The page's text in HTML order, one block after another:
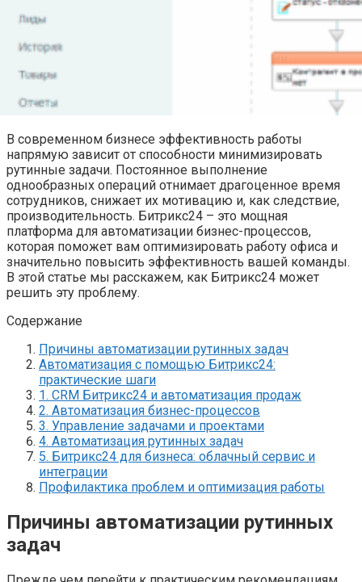
В современном бизнесе эффективность работы
напрямую зависит от способности минимизировать
рутинные задачи. Постоянное выполнение
однообразных операций отнимает драгоценное время
сотрудников, снижает их мотивацию и, как следствие,
производительность. Битрикс24 – это мощная
платформа для автоматизации бизнес-процессов,
которая поможет вам оптимизировать работу офиса и
значительно повысить эффективность вашей команды.
В этой статье мы расскажем, как Битрикс24 может
решить эту проблему.
Содержание
Причины автоматизации рутинных задач
Автоматизация с помощью Битрикс24:
практические шаги
1. CRM Битрикс24 и автоматизация продаж
2. Автоматизация бизнес-процессов
3. Управление задачами и проектами
4. Автоматизация рутинных задач
5. Битрикс24 для бизнеса: облачный сервис и
интеграции
Профилактика проблем и оптимизация работы
Причины автоматизации рутинных
задач